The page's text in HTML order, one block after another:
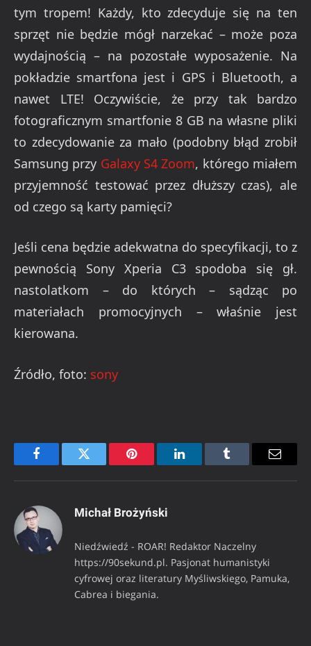
tym tropem! Każdy, kto zdecyduje się na ten
sprzęt nie będzie mógł narzekać – może poza
wydajnością – na pozostałe wyposażenie. Na
pokładzie smartfona jest i GPS i Bluetooth, a
nawet LTE! Oczywiście, że przy tak bardzo
fotograficznym smartfonie 8 GB na własne pliki
to zdecydowanie za mało (podobny błąd zrobił
Samsung przy Galaxy S4 Zoom, którego miałem
przyjemność testować przez dłuższy czas), ale
od czego są karty pamięci?
Jeśli cena będzie adekwatna do specyfikacji, to z
pewnością Sony Xperia C3 spodoba się gł.
nastolatkom – do których – sądząc po
materiałach promocyjnych – właśnie jest
kierowana.
Źródło, foto: sony
FacebookTwitter Pinterest LinkedInTumblr Email
Michał Brożyński
Niedźwiedź - ROAR! Redaktor Naczelny
https://90sekund.pl. Pasjonat humanistyki
cyfrowej oraz literatury Myśliwskiego, Pamuka,
Cabrea i biegania.